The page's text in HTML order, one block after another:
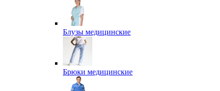
Блузы медицинские
Брюки медицинские